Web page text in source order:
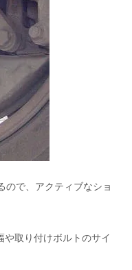
ので、アクティブなショ
取り付けボルトのサイ